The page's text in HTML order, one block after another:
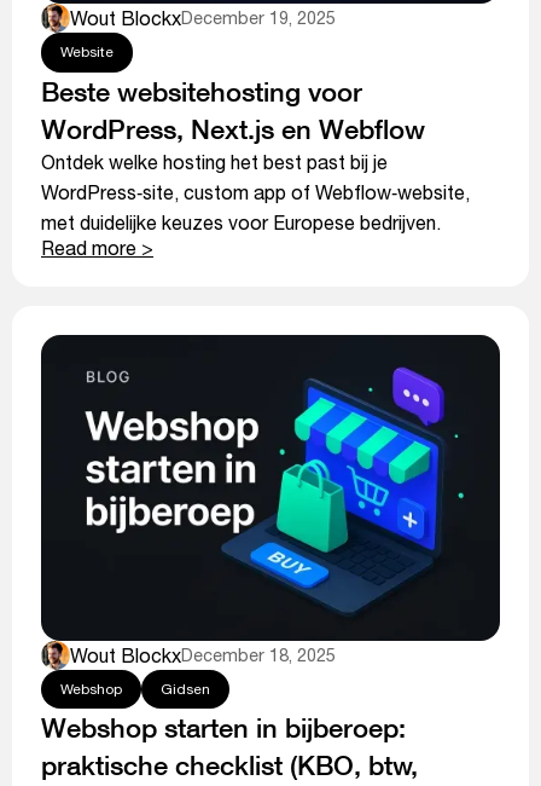
Wout BlockxDecember 19, 2025
Website
Beste websitehosting voor
WordPress, Next.js en Webflow
Ontdek welke hosting het best past bij je
WordPress‑site, custom app of Webflow‑website,
met duidelijke keuzes voor Europese bedrijven.
Read more >
Wout BlockxDecember 18, 2025
Webshop Gidsen
Webshop starten in bijberoep:
praktische checklist (KBO, btw,